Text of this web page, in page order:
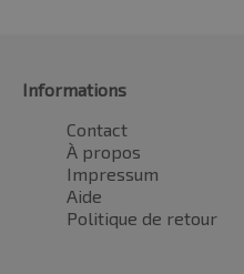
Informations
Contact
À propos
Impressum
Aide
Politique de retour